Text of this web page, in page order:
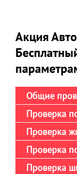
Акция
Общие
Проверка
Проверка
Проверка
Проверка